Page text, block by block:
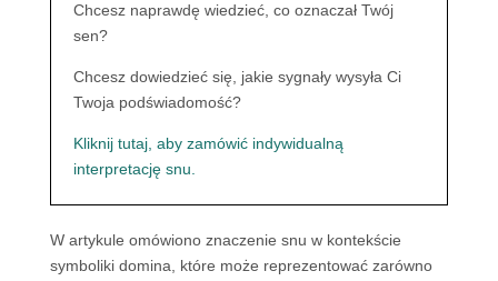
Chcesz naprawdę wiedzieć, co oznaczał Twój
sen?
Chcesz dowiedzieć się, jakie sygnały wysyła Ci
Twoja podświadomość?
Kliknij tutaj, aby zamówić indywidualną
interpretację snu.
W artykule omówiono znaczenie snu w kontekście
symboliki domina, które może reprezentować zarówno